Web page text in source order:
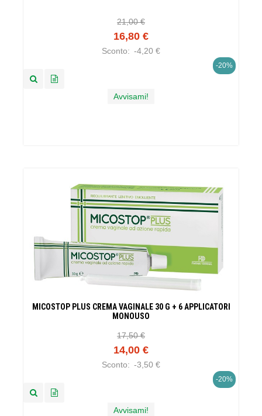
21,00 €
16,80 €
Sconto: -4,20 €
-20%
Avvisami!
MICOSTOP PLUS CREMA VAGINALE 30 G + 6 APPLICATORI
MONOUSO
17,50 €
14,00 €
Sconto: -3,50 €
-20%
Avvisami!